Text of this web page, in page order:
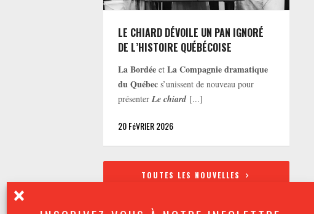
LE CHIARD DÉVOILE UN PAN IGNORÉ
DE L’HISTOIRE QUÉBÉCOISE
La Bordée etLa Compagnie dramatique
du Québec s’unissent de nouveau pour
présenterLe chiard [...]
20 FéVRIER 2026
TOUTES LES NOUVELLES